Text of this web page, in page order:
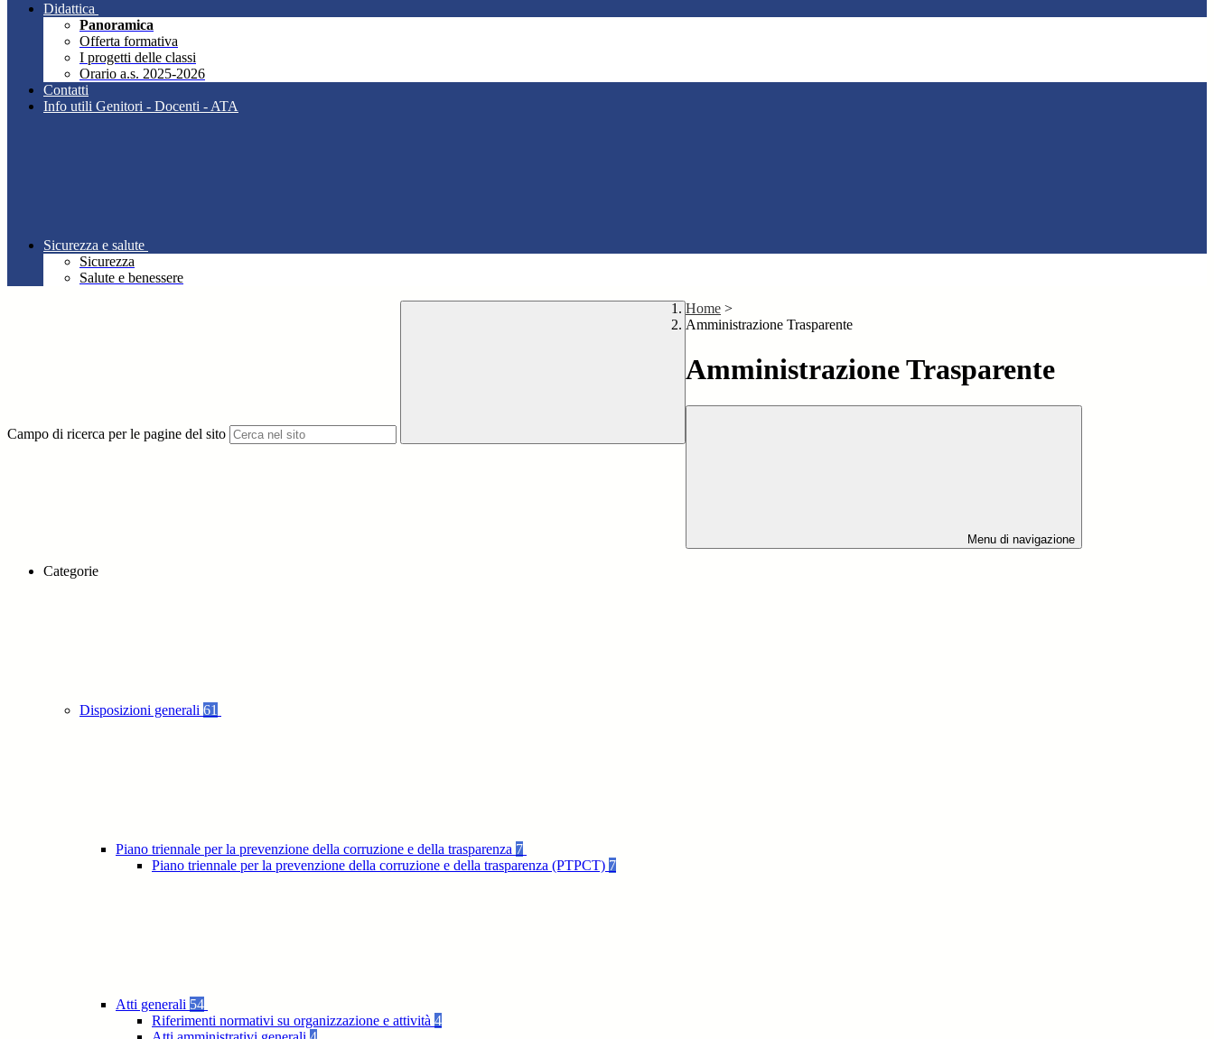
Didattica
Panoramica
Offerta formativa
I progetti delle classi
Orario a.s. 2025-2026
Contatti
Info utili Genitori - Docenti - ATA
Sicurezza e salute
Sicurezza
Salute e benessere
Campo di ricerca per le pagine del sito
Home >
Amministrazione Trasparente
Amministrazione Trasparente
Menu di navigazione
Categorie
Disposizioni generali 61
Piano triennale per la prevenzione della corruzione e della trasparenza 7
Piano triennale per la prevenzione della corruzione e della trasparenza (PTPCT) 7
Atti generali 54
Riferimenti normativi su organizzazione e attività 4